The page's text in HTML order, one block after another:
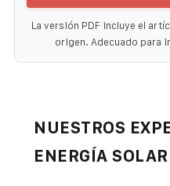
La versión PDF incluye el
origen. Adecuado para
NUESTROS
ENERGÍA